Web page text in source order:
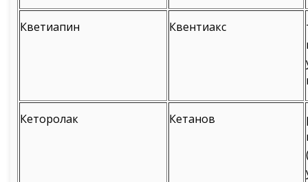
Кветиапин Квентиакс
Кеторолак Кетанов